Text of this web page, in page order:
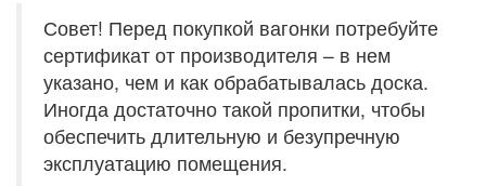
Совет! Перед покупкой вагонки потребуйте
сертификат от производителя – в нем
указано, чем и как обрабатывалась доска.
Иногда достаточно такой пропитки, чтобы
обеспечить длительную и безупречную
эксплуатацию помещения.